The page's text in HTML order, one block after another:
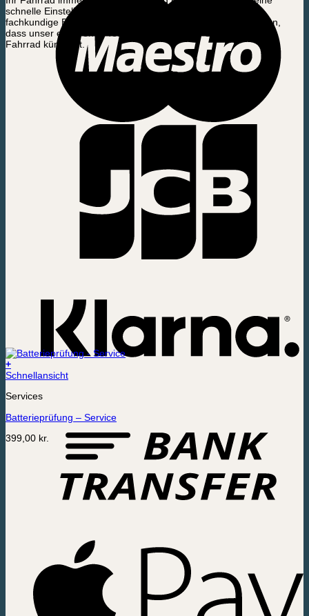
schnelle Einstellung, einen gründlichen Service oder eine
fachkundige Beratung benötigen, Sie können darauf vertrauen,
dass unser erfahrenes Team sich mit größter Sorgfalt um Ihr
Fahrrad kümmert.
+
Schnellansicht
Services
Batterieprüfung – Service
399,00 kr.